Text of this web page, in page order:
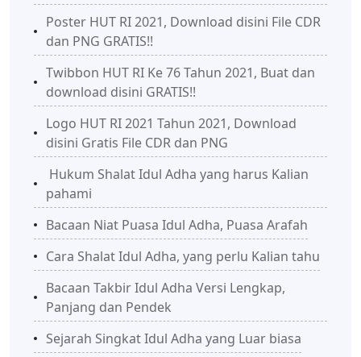
Poster HUT RI 2021, Download disini File CDR
dan PNG GRATIS!!
Twibbon HUT RI Ke 76 Tahun 2021, Buat dan
download disini GRATIS!!
Logo HUT RI 2021 Tahun 2021, Download
disini Gratis File CDR dan PNG
Hukum Shalat Idul Adha yang harus Kalian
pahami
Bacaan Niat Puasa Idul Adha, Puasa Arafah
Cara Shalat Idul Adha, yang perlu Kalian tahu
Bacaan Takbir Idul Adha Versi Lengkap,
Panjang dan Pendek
Sejarah Singkat Idul Adha yang Luar biasa